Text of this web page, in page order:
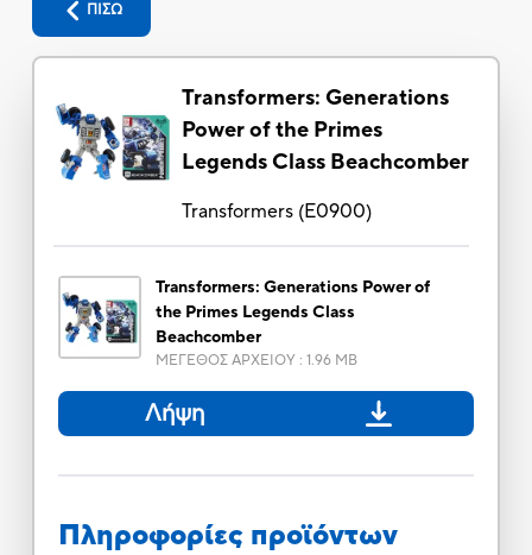
ΠΙΣΩ
Transformers: Generations
Power of the Primes
Legends Class Beachcomber
Transformers(E0900)
Transformers: Generations Power of
the Primes Legends Class
Beachcomber
ΜΕΓΕΘΟΣ ΑΡΧΕΙΟΥ: 1.96 MB
Λήψη
Πληροφορίες προϊόντων